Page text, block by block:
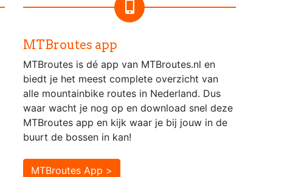
MTBroutes app
MTBroutes is dé app van MTBroutes.nl en
biedt je het meest complete overzicht van
alle mountainbike routes in Nederland. Dus
waar wacht je nog op en download snel deze
MTBroutes app en kijk waar je bij jouw in de
buurt de bossen in kan!
MTBroutes App >